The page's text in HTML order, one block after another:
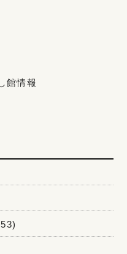
館情報